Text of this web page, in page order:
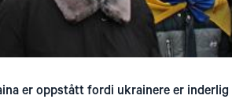
er oppstått fordi ukrainere er